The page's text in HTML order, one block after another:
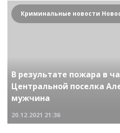
В результате пожара в
Центральной поселка
мужчина
20.12.2021 21:36